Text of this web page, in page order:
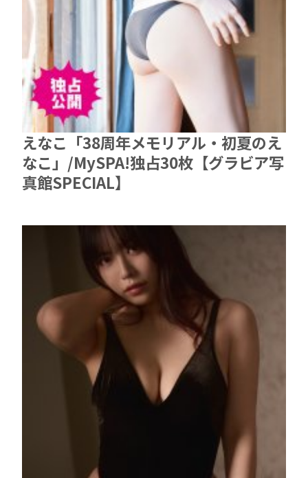
えなこ「38周年メモリアル・初夏のえ
なこ」/MySPA!独占30枚【グラビア写
真館SPECIAL】